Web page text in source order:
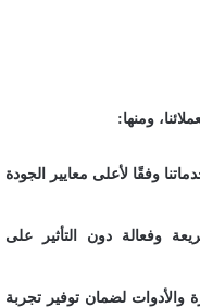
ومنها:
وفقًا لأعلى معايير الجودة
وفعالة دون التأثير على
والأدوات لضمان توفير تجربة